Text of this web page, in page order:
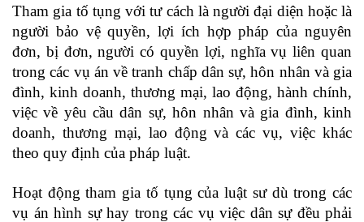
Tham gia tố tụng với tư cách là người đại diện hoặc là
người bảo vệ quyền, lợi ích hợp pháp của nguyên
đơn, bị đơn, người có quyền lợi, nghĩa vụ liên quan
trong các vụ án về tranh chấp dân sự, hôn nhân và gia
đình, kinh doanh, thương mại, lao động, hành chính,
việc về yêu cầu dân sự, hôn nhân và gia đình, kinh
doanh, thương mại, lao động và các vụ, việc khác
theo quy định của pháp luật.
Hoạt động tham gia tố tụng của luật sư dù trong các
vụ án hình sự hay trong các vụ việc dân sự đều phải